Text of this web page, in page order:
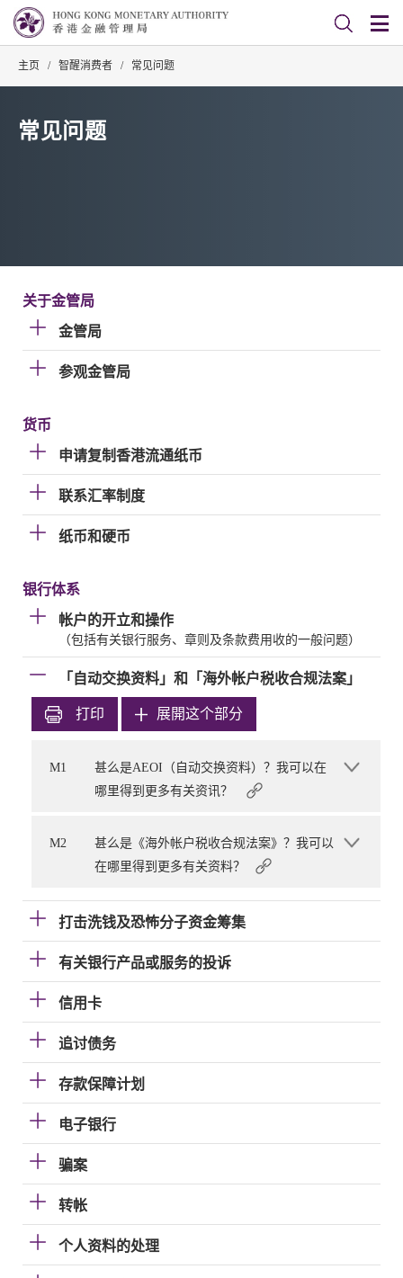
主页 / 智醒消费者 / 常见问题
常见问题
关于金管局
金管局
参观金管局
货币
申请复制香港流通纸币
联系汇率制度
纸币和硬币
银行体系
帐户的开立和操作
（包括有关银行服务、章则及条款费用收的一般问题）
「自动交换资料」和「海外帐户税收合规法案」
打印 展開这个部分
M1
甚么是AEOI（自动交换资料）？我可以在
哪里得到更多有关资讯？
M2
甚么是《海外帐户税收合规法案》？我可以
在哪里得到更多有关资料？
打击洗钱及恐怖分子资金筹集
有关银行产品或服务的投诉
信用卡
追讨债务
存款保障计划
电子银行
骗案
转帐
个人资料的处理